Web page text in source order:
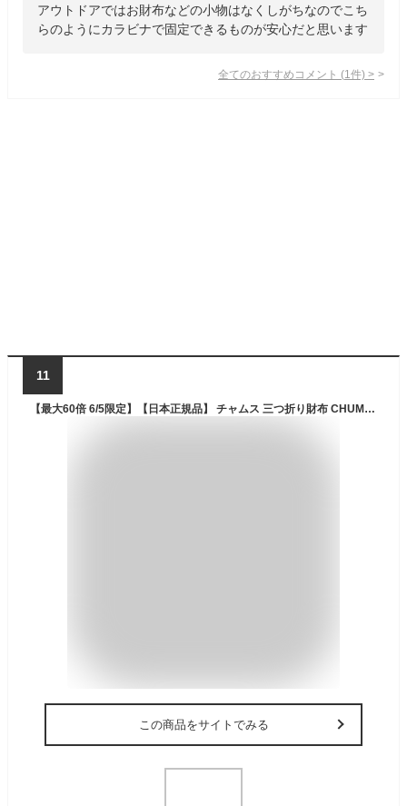
アウトドアではお財布などの小物はなくしがちなのでこち
らのようにカラビナで固定できるものが安心だと思います
全てのおすすめコメント (1 件) >
11
【最大60倍 6/5限定】【日本正規品】 チャムス 三つ折り財布 CHUMS リサイクルコンパクトウォレット RECYCLE ACCESSORIES Recycle Compact Wallet 財布 三つ折り 小銭入れ コンパクト ミニ財布 小さい 軽量 アウトドア メンズ レディース CH60-3467
この商品をサイトでみる